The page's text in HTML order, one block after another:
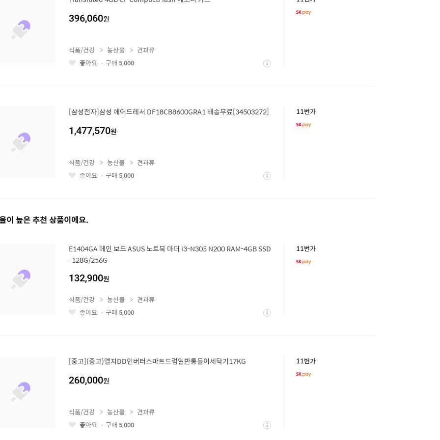
396,060원
좋 상
식품/건강 농산물
견과류
좋아요
구매 5,000
[삼성전자]삼성 에어드레서 DF18CB8600GRA1 배송무료[34503272]
1,477,570원
11번가
좋 상
식품/건강 농산물
견과류
좋아요
구매 5,000
이 높은 추천 상품이에요.
E1404GA 메인 보드 ASUS 노트북 마더 i3-N305 N200 RAM-4GB SSD
-128G/256G
132,900원
11번가
좋 상
식품/건강 농산물
견과류
좋아요
구매 5,000
[중고](중고)엘지DD인버터스마트드럼일반통돌이세탁기17KG
260,000원
11번가
좋 상
식품/건강 농산물
견과류
좋아요
구매 5,000